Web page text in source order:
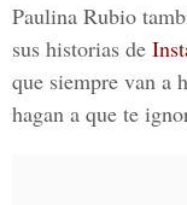
Paulina Rubio
sus historias de
que siempre van a
hagan a que te